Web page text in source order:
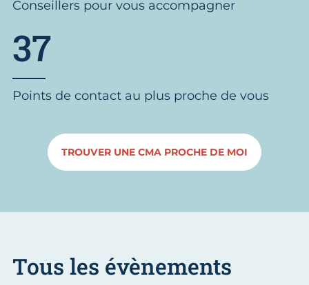
Conseillers pour vous accompagner
37
Points de contact au plus proche de vous
TROUVER UNE CMA PROCHE DE MOI
Tous les évènements